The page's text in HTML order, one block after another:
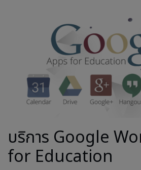
บริการ Google
for Education